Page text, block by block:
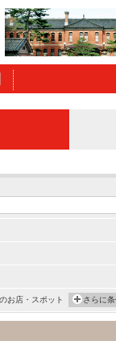
お店・スポット さらに